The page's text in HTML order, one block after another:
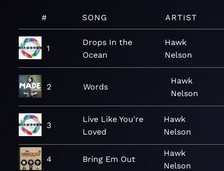
# SONG ARTIST
1
Drops In the
Ocean
Hawk
Nelson
2 Words
Hawk
Nelson
3
Live Like You're
Loved
Hawk
Nelson
4 Bring Em Out
Hawk
Nelson